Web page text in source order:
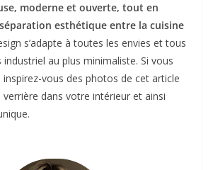
moderne et ouverte, tout en
esthétique entre la cuisine
s’adapte à toutes les envies et tous
industriel au plus minimaliste. Si vous
inspirez-vous des photos de cet article
dans votre intérieur et ainsi